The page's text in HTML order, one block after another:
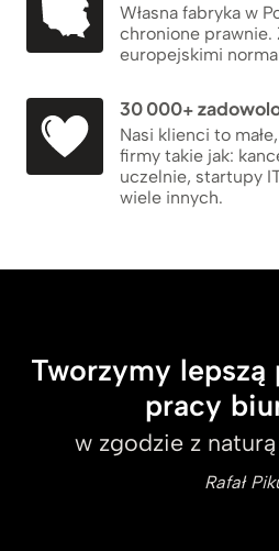
Własna fabryka w
chronione prawnie.
europejskimi
30 000+
Nasi klienci to
firmy takie jak:
uczelnie, startupy
wiele innych.
Tworzymy lepszą
pracy
w zgodzie z
Rafał